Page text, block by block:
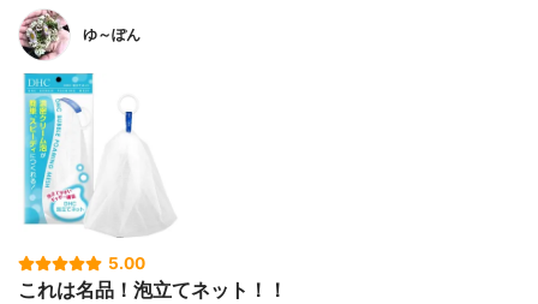
ゆ～ぽん
5.00
これは名品！泡立てネット！！